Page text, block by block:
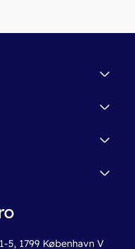
5, 1799 København V